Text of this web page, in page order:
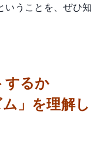
いうことを、ぜひ知
するか
」を理解し